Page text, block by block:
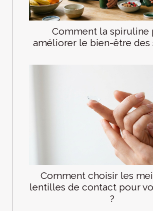
Comment la spiruline
améliorer le bien-être des
Comment choisir les
lentilles de contact pour
?